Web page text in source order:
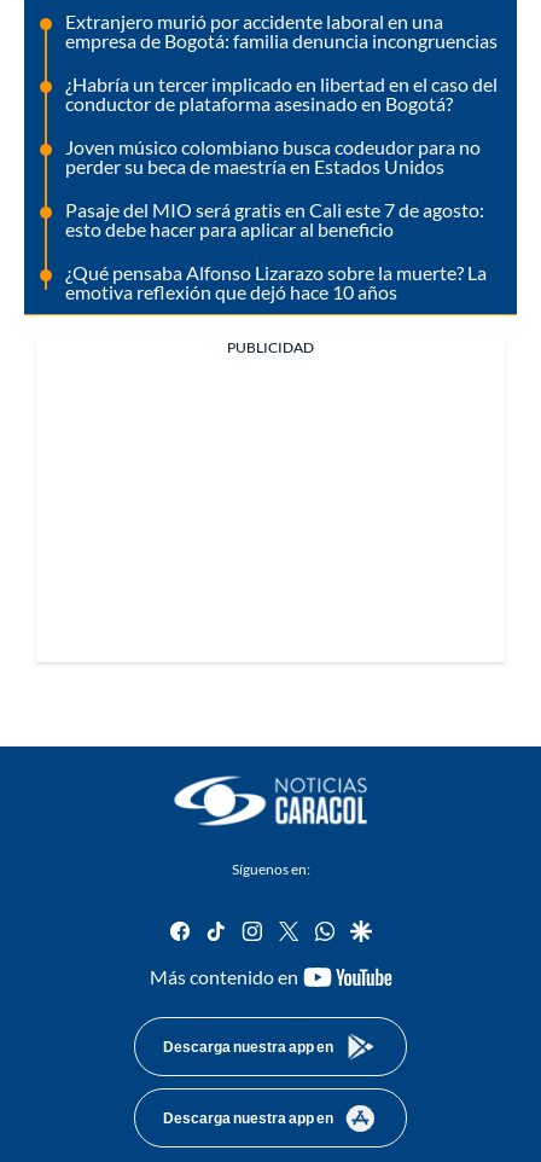
Extranjero murió por accidente laboral en una
empresa de Bogotá: familia denuncia incongruencias
¿Habría un tercer implicado en libertad en el caso del
conductor de plataforma asesinado en Bogotá?
Joven músico colombiano busca codeudor para no
perder su beca de maestría en Estados Unidos
Pasaje del MIO será gratis en Cali este 7 de agosto:
esto debe hacer para aplicar al beneficio
¿Qué pensaba Alfonso Lizarazo sobre la muerte? La
emotiva reflexión que dejó hace 10 años
PUBLICIDAD
Síguenos en:
facebook
tiktok instagram
twitterwhatsapp
google
Más contenido en
youtube-
Descarga nuestra app en
Descarga nuestra app en